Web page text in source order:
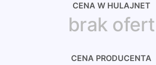
CENA W HULAJNET
brak ofert
CENA PRODUCENTA